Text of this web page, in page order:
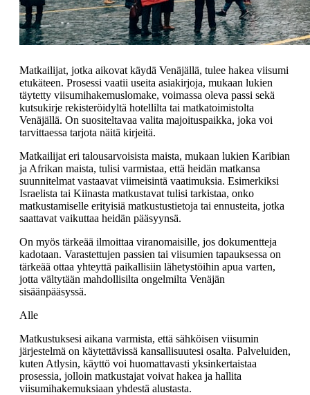
Matkailijat, jotka aikovat käydä Venäjällä, tulee hakea viisumi
etukäteen. Prosessi vaatii useita asiakirjoja, mukaan lukien
täytetty viisumihakemuslomake, voimassa oleva passi sekä
kutsukirje rekisteröidyltä hotellilta tai matkatoimistolta
Venäjällä. On suositeltavaa valita majoituspaikka, joka voi
tarvittaessa tarjota näitä kirjeitä.
Matkailijat eri talousarvoisista maista, mukaan lukien Karibian
ja Afrikan maista, tulisi varmistaa, että heidän matkansa
suunnitelmat vastaavat viimeisintä vaatimuksia. Esimerkiksi
Israelista tai Kiinasta matkustavat tulisi tarkistaa, onko
matkustamiselle erityisiä matkustustietoja tai ennusteita, jotka
saattavat vaikuttaa heidän pääsyynsä.
On myös tärkeää ilmoittaa viranomaisille, jos dokumentteja
kadotaan. Varastettujen passien tai viisumien tapauksessa on
tärkeää ottaa yhteyttä paikallisiin lähetystöihin apua varten,
jotta vältytään mahdollisilta ongelmilta Venäjän
sisäänpääsyssä.
Alle
Matkustuksesi aikana varmista, että sähköisen viisumin
järjestelmä on käytettävissä kansallisuutesi osalta. Palveluiden,
kuten Atlysin, käyttö voi huomattavasti yksinkertaistaa
prosessia, jolloin matkustajat voivat hakea ja hallita
viisumihakemuksiaan yhdestä alustasta.